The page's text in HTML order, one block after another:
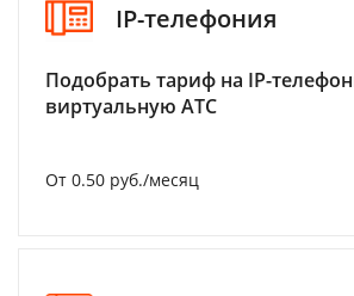
IP-телефония
Подобрать тариф на IP-
виртуальную АТС
От 0.50 руб./месяц